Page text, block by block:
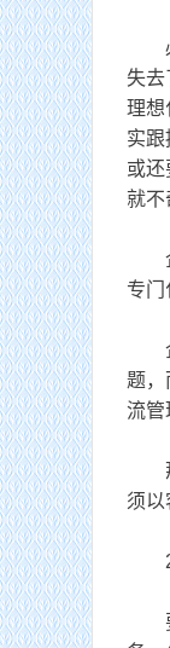
主管
组长
必
失去
理
实跟
或
就不
企
专门
企
题，
流管
那
须以
2
要